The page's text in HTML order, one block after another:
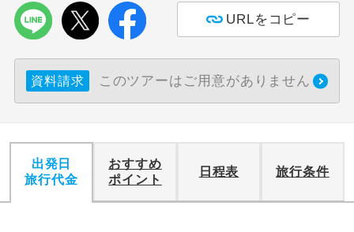
URLをコピー
資料請求 このツアーはご用意がありません
出発日
旅行代金
おすすめ
ポイント
日程表 旅行条件
す。
おひとり様バ
おひとり様でバス席を2席利⽤できま
す。